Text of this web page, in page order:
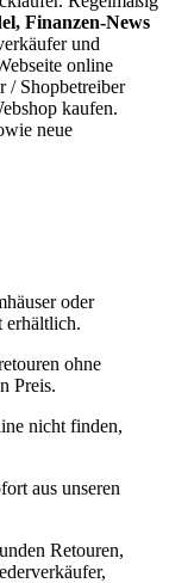
Finanzen-News
und
online
/ Shopbetreiber
kaufen.
neue
oder
erhältlich.
ohne
Preis.
nicht finden,
aus unseren
Retouren,